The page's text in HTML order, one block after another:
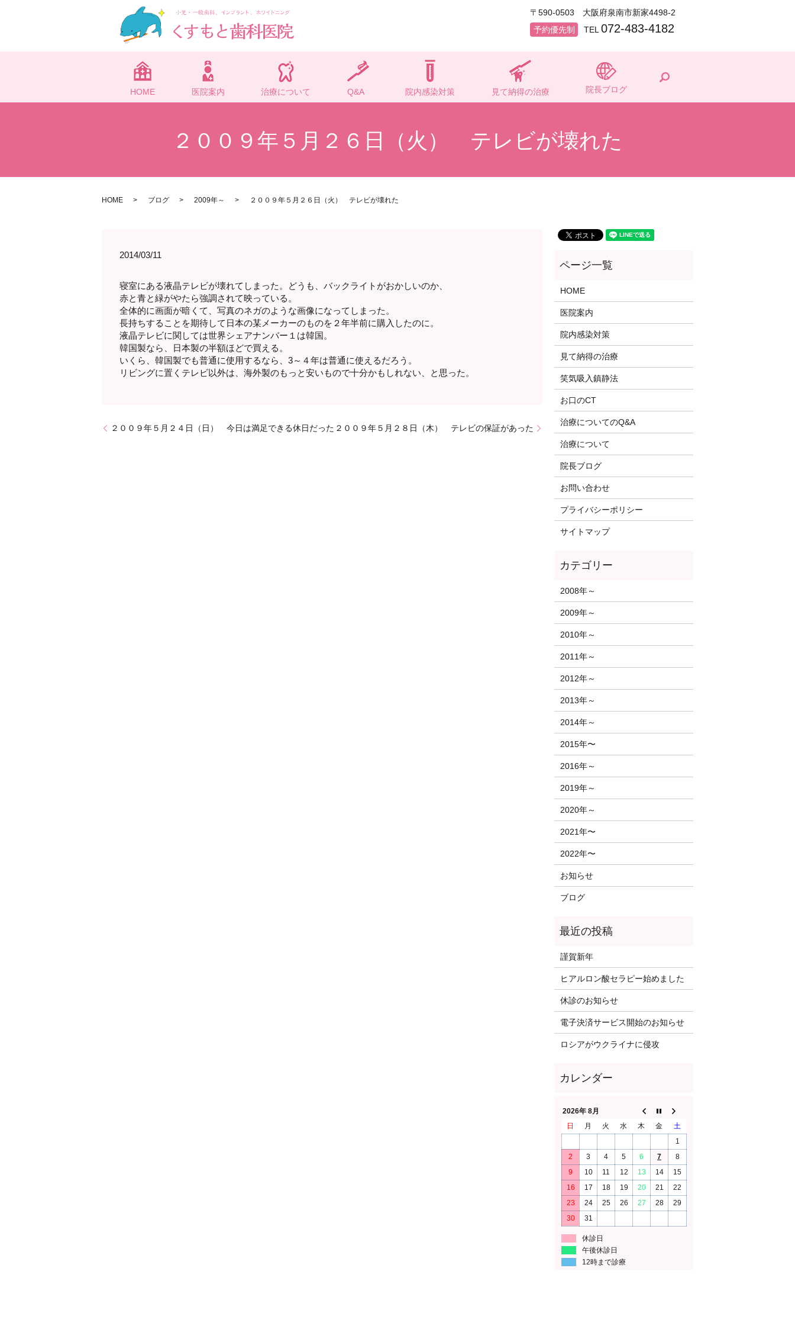
〒590-0503 大阪府泉南市新家4498-2
予約優先制
TEL072-483-4182
HOME 医院案内 治療について Q&A 院内感染対策 見て納得の治療 院長ブログ
２００９年５月２６日（火） テレビが壊れた
HOME ブログ 2009年～ ２００９年５月２６日（火） テレビが壊れた
2014/03/11
寝室にある液晶テレビが壊れてしまった。どうも、バックライトがおかしいのか、
赤と青と緑がやたら強調されて映っている。
全体的に画面が暗くて、写真のネガのような画像になってしまった。
長持ちすることを期待して日本の某メーカーのものを２年半前に購入したのに。
液晶テレビに関しては世界シェアナンバー１は韓国。
韓国製なら、日本製の半額ほどで買える。
いくら、韓国製でも普通に使用するなら、3～４年は普通に使えるだろう。
リビングに置くテレビ以外は、海外製のもっと安いもので十分かもしれない、と思った。
２００９年５月２４日（日） 今日は満足できる休日だった ２００９年５月２８日（木） テレビの保証があった
HOME
医院案内
院内感染対策
見て納得の治療
笑気吸入鎮静法
お口のCT
治療についてのQ&A
治療について
院長ブログ
お問い合わせ
プライバシーポリシー
サイトマップ
2008年～
2009年～
2010年～
2011年～
2012年～
2013年～
2014年～
2015年〜
2016年～
2019年～
2020年～
2021年〜
2022年〜
お知らせ
ブログ
謹賀新年
ヒアルロン酸セラピー始めました
休診のお知らせ
電子決済サービス開始のお知らせ
ロシアがウクライナに侵攻
2026年 8月
日
月 火 水 木 金
土
1
2
3 4 5 6 7
8
9
10 11 12 13 14
15
16
17 18 19 20 21
22
23
24 25 26 27 28
29
30
31
休診日
午後休診日
12時まで診療